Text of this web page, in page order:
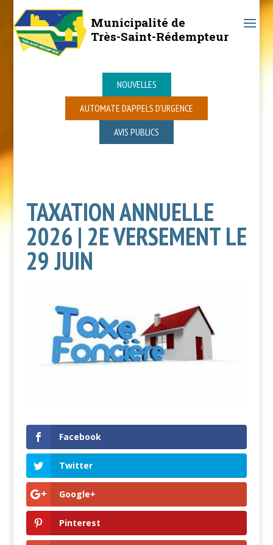
Municipalité de
Très-Saint-Rédempteur
NOUVELLES
AUTOMATE D’APPELS D’URGENCE
AVIS PUBLICS
TAXATION ANNUELLE
2026 | 2E VERSEMENT LE
29 JUIN
Facebook
Twitter
Google+
Pinterest